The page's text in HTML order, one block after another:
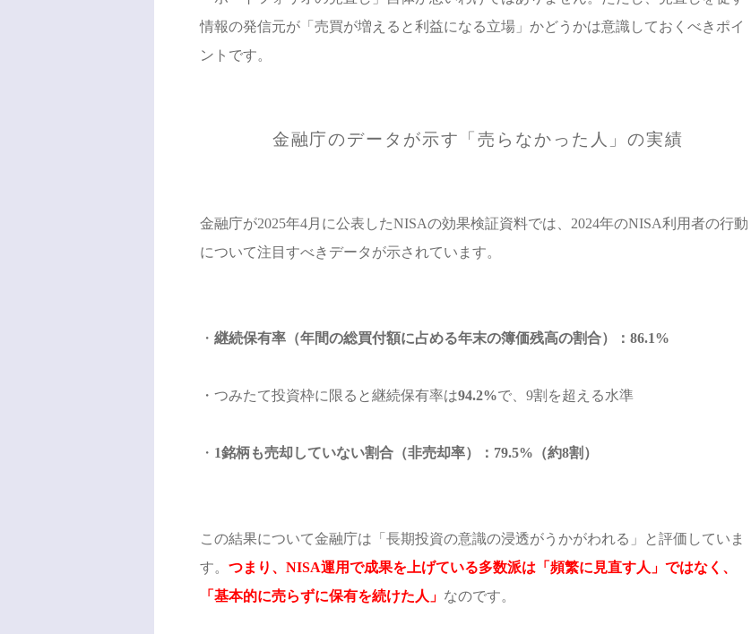
情報の発信元が「売買が増えると利益になる立場」かどうかは意識しておくべきポイ
ントです。
金融庁のデータが示す「売らなかった人」の実績
金融庁が2025年4月に公表したNISAの効果検証資料では、2024年のNISA利用者の行動
について注目すべきデータが示されています。
・継続保有率（年間の総買付額に占める年末の簿価残高の割合）：86.1%
・つみたて投資枠に限ると継続保有率は94.2%で、9割を超える水準
・ 1銘柄も売却していない割合（非売却率）：79.5%（約8割）
この結果について金融庁は「長期投資の意識の浸透がうかがわれる」と評価していま
す。つまり、NISA運用で成果を上げている多数派は「頻繁に見直す人」ではなく、
「基本的に売らずに保有を続けた人」 なのです。